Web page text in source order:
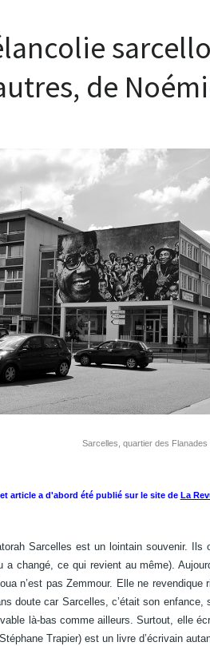
de
Sarcelles, quartier des Flanades
article a d'abord été publié sur le site de La
Sarcelles est un lointain souvenir.
a changé, ce qui revient au même).
n’est pas Zemmour. Elle ne revendique
doute car Sarcelles, c’était son enfance,
là-bas comme ailleurs. Surtout, elle
Trapier) est un livre d’écrivain